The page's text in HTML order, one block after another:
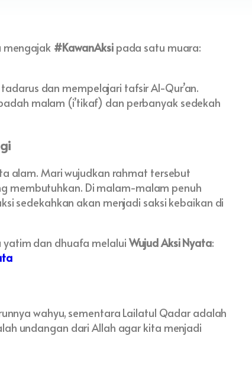
mengajak #KawanAksipada satu muara:
dan mempelajari tafsir Al-Qur’an.
malam (i’tikaf) dan perbanyak sedekah
alam. Mari wujudkan rahmat tersebut
membutuhkan. Di malam-malam penuh
sedekahkan akan menjadi saksi kebaikan di
yatim dan dhuafa melalui Wujud Aksi Nyata:
wahyu, sementara Lailatul Qadar adalah
undangan dari Allah agar kita menjadi